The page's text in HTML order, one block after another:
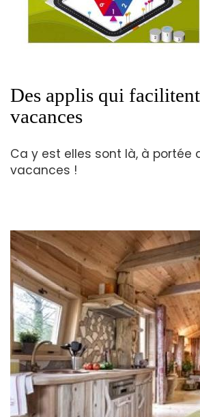
Des applis qui
vacances
Ca y est elles sont là, à portée
vacances !